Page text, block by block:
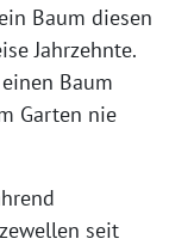
Baum diesen
Jahrzehnte.
Baum
Garten nie
seit